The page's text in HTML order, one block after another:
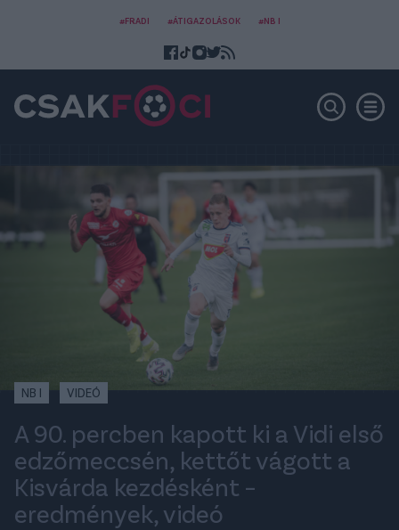
#FRADI #ÁTIGAZOLÁSOK #NB I
NB I VIDEÓ
A 90. percben kapott ki a Vidi első
edzőmeccsén, kettőt vágott a
Kisvárda kezdésként –
eredmények, videó